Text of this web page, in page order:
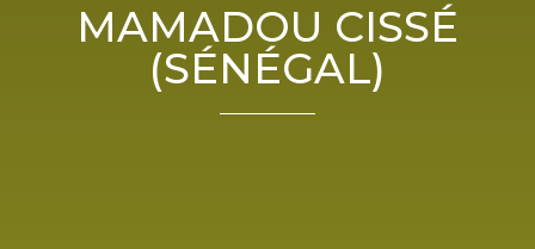
MAMADOU CISSÉ
(SÉNÉGAL)